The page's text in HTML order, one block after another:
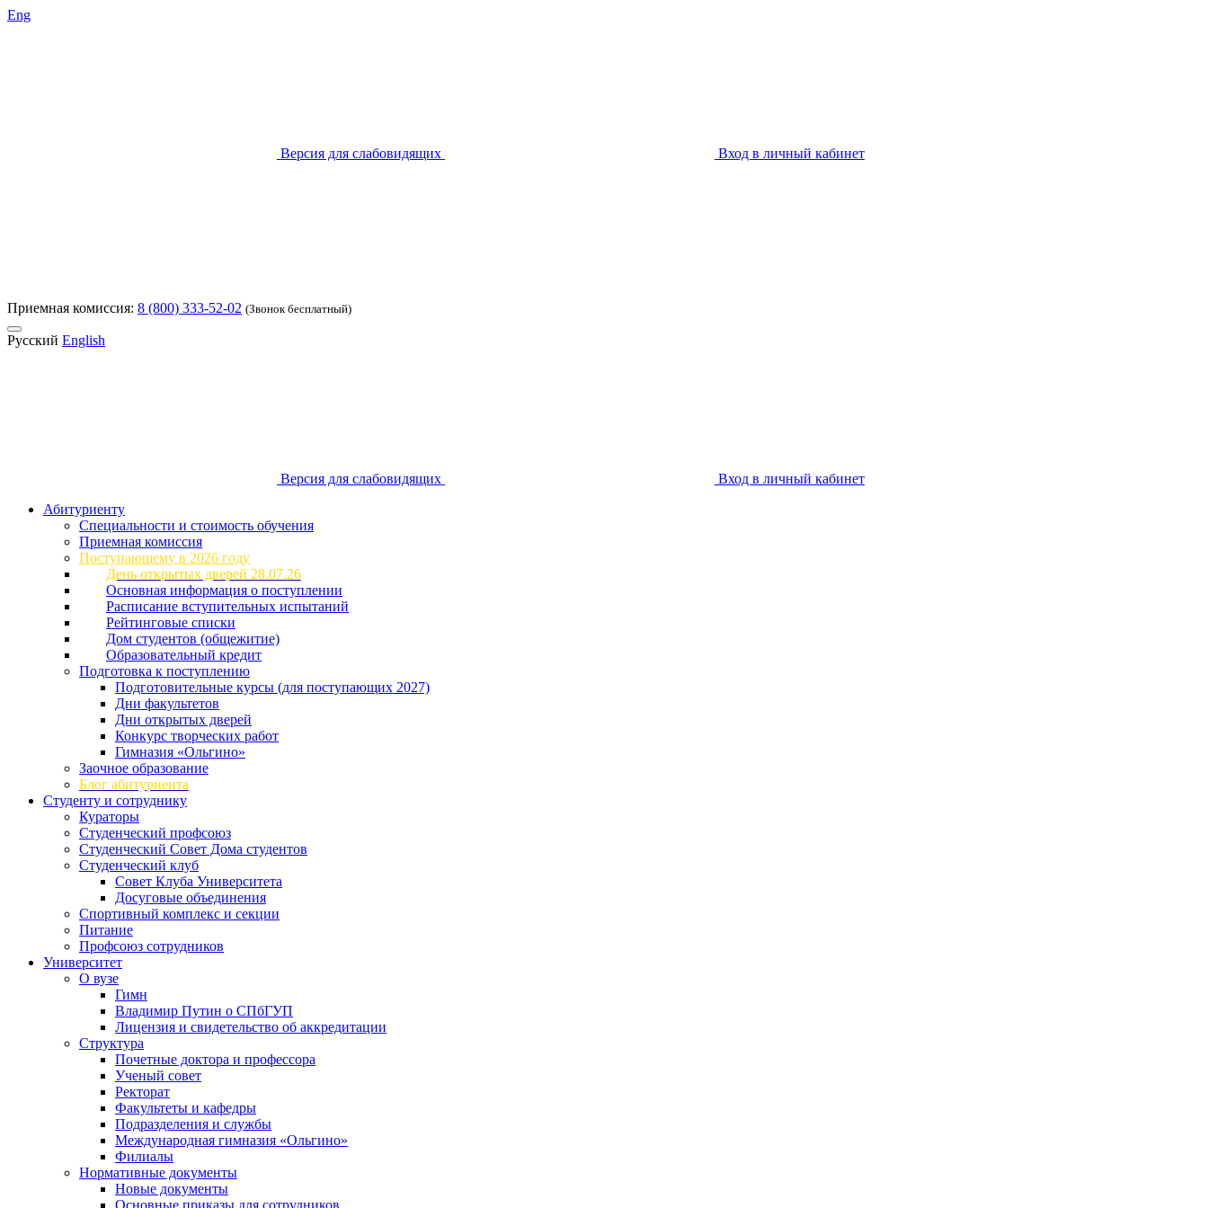
Eng
Версия для слабовидящих Вход в личный кабинет
Приемная комиссия: 8 (800) 333-52-02 (Звонок бесплатный)
Русский English
Версия для слабовидящих
Вход в личный кабинет
Абитуриенту
Специальности и стоимость обучения
Приемная комиссия
Поступающему в 2026 году
День открытых дверей 28.07.26
Основная информация о поступлении
Расписание вступительных испытаний
Рейтинговые списки
Дом студентов (общежитие)
Образовательный кредит
Подготовка к поступлению
Подготовительные курсы (для поступающих 2027)
Дни факультетов
Дни открытых дверей
Конкурс творческих работ
Гимназия «Ольгино»
Заочное образование
Блог абитуриента
Студенту и сотруднику
Кураторы
Студенческий профсоюз
Студенческий Совет Дома студентов
Студенческий клуб
Совет Клуба Университета
Досуговые объединения
Спортивный комплекс и секции
Питание
Профсоюз сотрудников
Университет
О вузе
Гимн
Владимир Путин о СПбГУП
Лицензия и свидетельство об аккредитации
Структура
Почетные доктора и профессора
Ученый совет
Ректорат
Факультеты и кафедры
Подразделения и службы
Международная гимназия «Ольгино»
Филиалы
Нормативные документы
Новые документы
Основные приказы для сотрудников